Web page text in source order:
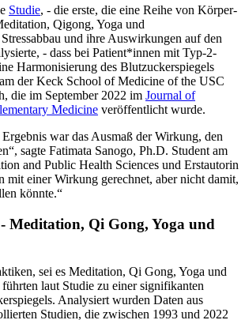
Studie, - die erste, die eine Reihe von Körper-
Qigong, Yoga und
und ihre Auswirkungen auf den
- dass bei Patient*innen mit Typ-2-
Harmonisierung des Blutzuckerspiegels
der Keck School of Medicine of the USC
die im September 2022 im Journal of
Medicine veröffentlicht wurde.
Ergebnis war das Ausmaß der Wirkung, den
sagte Fatimata Sanogo, Ph.D. Student am
and Public Health Sciences und Erstautorin
mit einer Wirkung gerechnet, aber nicht damit,
könnte.“
Meditation, Qi Gong, Yoga und
sei es Meditation, Qi Gong, Yoga und
laut Studie zu einer signifikanten
Analysiert wurden Daten aus
Studien, die zwischen 1993 und 2022